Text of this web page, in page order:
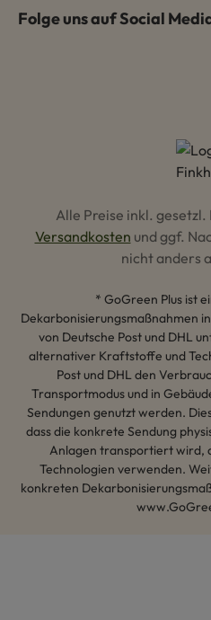
Folge uns auf Social
Alle Preise inkl.
Versandkosten und ggf.
nicht anders
* GoGreen Plus ist
Dekarbonisierungsmaßnahmen
von Deutsche Post und DHL
alternativer Kraftstoffe und
Post und DHL den
Transportmodus und in
Sendungen genutzt werden.
dass die konkrete Sendung
Anlagen transportiert wird,
Technologien verwenden.
konkreten